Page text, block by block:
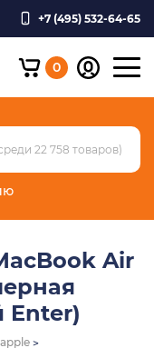
+7 (495) 532-64-65
0
Air
Enter)
apple